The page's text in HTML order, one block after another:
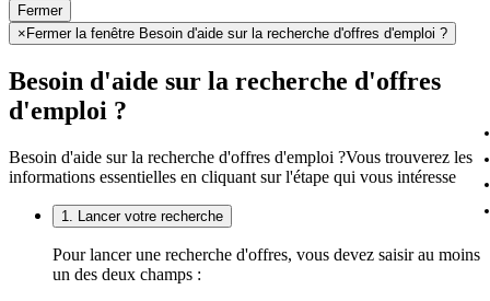
Fermer
× Fermer la fenêtre Besoin d'aide sur la recherche d'offres d'emploi ?
Besoin d'aide sur la recherche d'offres
d'emploi ?
Besoin d'aide sur la recherche d'offres d'emploi ?Vous trouverez les
informations essentielles en cliquant sur l'étape qui vous intéresse
1. Lancer votre recherche
Pour lancer une recherche d'offres, vous devez saisir au moins
un des deux champs :